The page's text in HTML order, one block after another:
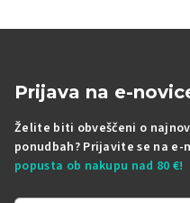
Prijava na e-
Želite biti obveščeni o
ponudbah? Prijavite se na
popusta ob nakupu nad 80 €!